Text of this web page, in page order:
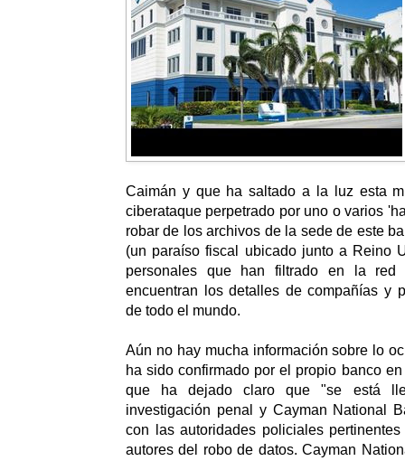
Caimán y que ha saltado a la luz esta
ciberataque perpetrado por uno o varios
robar de los archivos de la sede de este
(un paraíso fiscal ubicado junto a Reino
personales que han filtrado en la
encuentran los detalles de compañías y
de todo el mundo.
Aún no hay mucha información sobre lo
ha sido confirmado por el propio banco
que ha dejado claro que "se está
investigación penal y Cayman National
con las autoridades policiales
autores del robo de datos. Cayman